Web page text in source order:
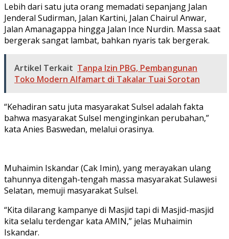
Lebih dari satu juta orang memadati sepanjang Jalan
Jenderal Sudirman, Jalan Kartini, Jalan Chairul Anwar,
Jalan Amanagappa hingga Jalan Ince Nurdin. Massa saat
bergerak sangat lambat, bahkan nyaris tak bergerak.
Artikel Terkait Tanpa Izin PBG, Pembangunan
Toko Modern Alfamart di Takalar Tuai Sorotan
“Kehadiran satu juta masyarakat Sulsel adalah fakta
bahwa masyarakat Sulsel menginginkan perubahan,”
kata Anies Baswedan, melalui orasinya.
Muhaimin Iskandar (Cak Imin), yang merayakan ulang
tahunnya ditengah-tengah massa masyarakat Sulawesi
Selatan, memuji masyarakat Sulsel.
“Kita dilarang kampanye di Masjid tapi di Masjid-masjid
kita selalu terdengar kata AMIN,” jelas Muhaimin
Iskandar.